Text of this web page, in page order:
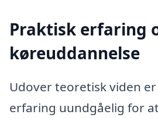
Praktisk erfaring
køreuddannelse
Udover teoretisk viden
erfaring uundgåelig for